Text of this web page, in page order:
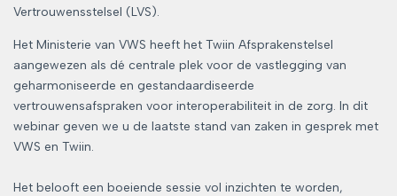
Vertrouwensstelsel (LVS).
Het Ministerie van VWS heeft het Twiin Afsprakenstelsel
aangewezen als dé centrale plek voor de vastlegging van
geharmoniseerde en gestandaardiseerde
vertrouwensafspraken voor interoperabiliteit in de zorg. In dit
webinar geven we u de laatste stand van zaken in gesprek met
VWS en Twiin.
Het belooft een boeiende sessie vol inzichten te worden,